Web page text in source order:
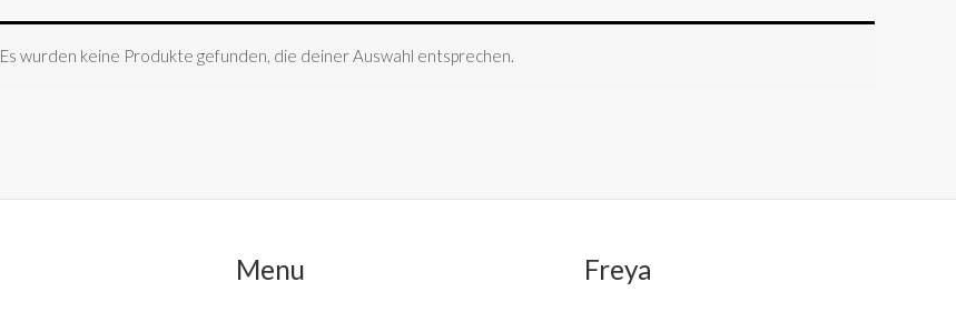
Es wurden keine Produkte gefunden, die deiner Auswahl entsprechen.
Menu Freya